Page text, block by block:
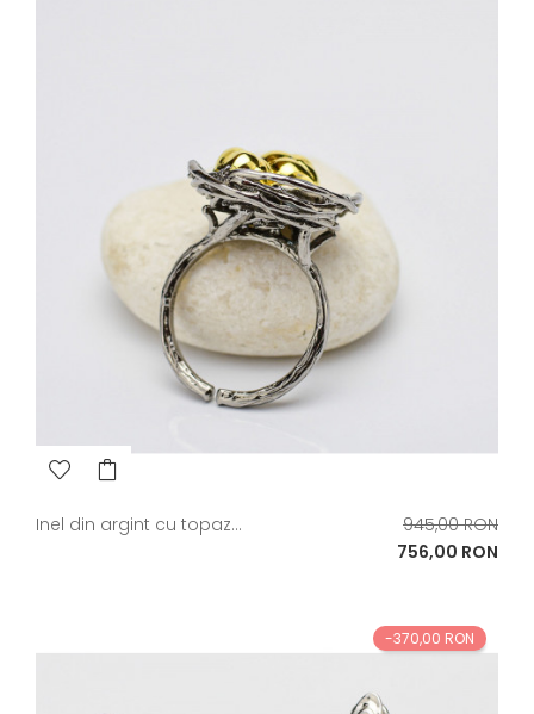
Inel din argint cu topaz...
Pret
de
945,00 RON
Pret
756,00 RON
-370,00 RON